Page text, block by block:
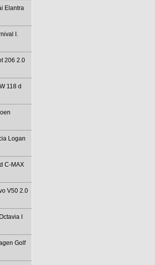
Elantra
I.
206 2.0
118 d
Logan
C-MAX
V50 2.0
I
Golf